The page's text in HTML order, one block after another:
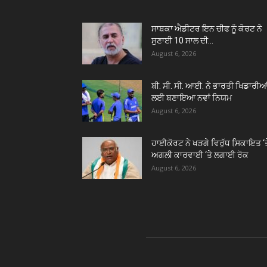
ਸਾਬਕਾ ਐਡੀਟਰ ਇਨ ਚੀਫ ਨੂੰ ਕੋਰਟ ਨੇ
ਸੁਣਾਈ 10 ਸਾਲ ਦੀ...
August 6, 2026
ਬੀ. ਸੀ. ਸੀ. ਆਈ. ਨੇ ਭਾਰਤੀ
ਲਈ ਬਣਾਇਆ ਨਵਾਂ ਨਿਯਮ
August 6, 2026
ਹਾਈਕੋਰਟ ਨੇ ਖੜਗੇ ਵਿਰੁੱਧ ਸਿ਼ਕਾਇਤ
ਅਗਲੀ ਕਾਰਵਾਈ ‘ਤੇ ਲਗਾਈ ਰੋਕ
August 6, 2026